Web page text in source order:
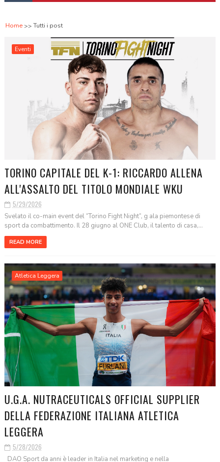
Home Tutti i post
Eventi
TORINO CAPITALE DEL K-1: RICCARDO ALLENA
ALL'ASSALTO DEL TITOLO MONDIALE WKU
5/29/2026
Svelato il co-main event del “Torino Fight Night”, g ala piemontese di
sport da combattimento. Il 28 giugno al ONE Club, il talento di casa,...
READ MORE
Atletica Leggera
U.G.A. NUTRACEUTICALS OFFICIAL SUPPLIER
DELLA FEDERAZIONE ITALIANA ATLETICA
LEGGERA
5/28/2026
DAO Sport da anni è leader in Italia nel marketing e nella